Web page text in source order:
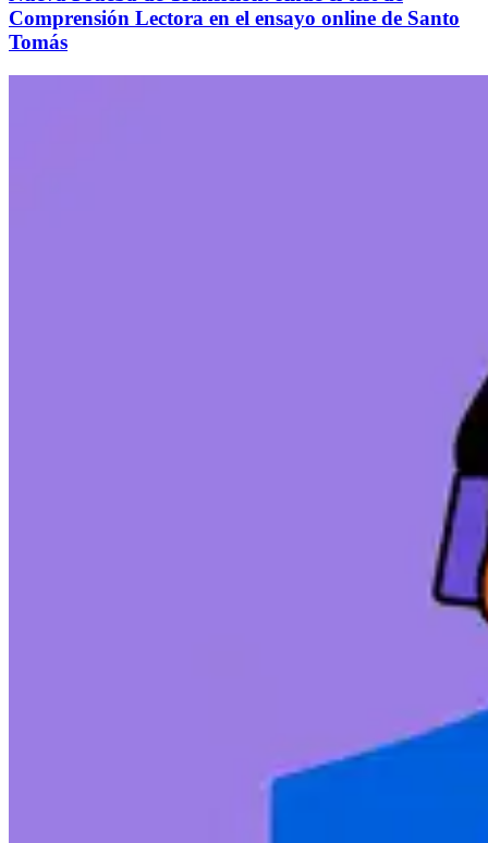
Comprensión Lectora en el ensayo online de Santo
Tomás